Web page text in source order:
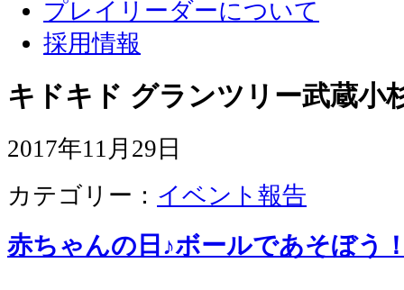
プレイリーダーについて
採用情報
キドキド グランツリー武蔵小
2017年11月29日
カテゴリー： イベント報告
赤ちゃんの日♪ボールであそぼう